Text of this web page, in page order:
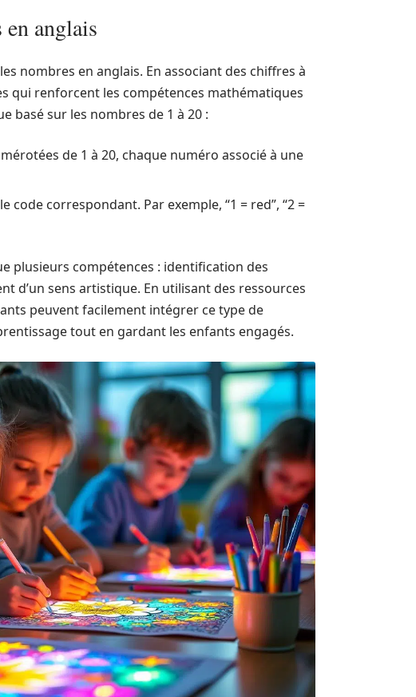
anglais
nombres en anglais. En associant des chiffres à
qui renforcent les compétences mathématiques
basé sur les nombres de 1 à 20 :
de 1 à 20, chaque numéro associé à une
correspondant. Par exemple, “1 = red”, “2 =
plusieurs compétences : identification des
d’un sens artistique. En utilisant des ressources
peuvent facilement intégrer ce type de
tout en gardant les enfants engagés.